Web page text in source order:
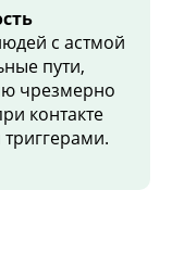
с астмой
пути,
чрезмерно
контакте